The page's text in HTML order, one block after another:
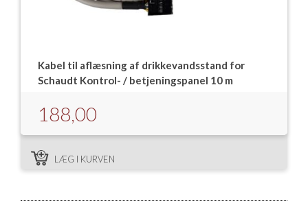
Kabel til aflæsning af drikkevandsstand for
Schaudt Kontrol- / betjeningspanel 10 m
188,00
LÆG I KURVEN